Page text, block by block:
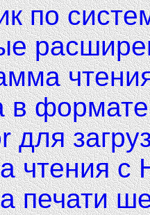
по
в
для
чтения с
печати